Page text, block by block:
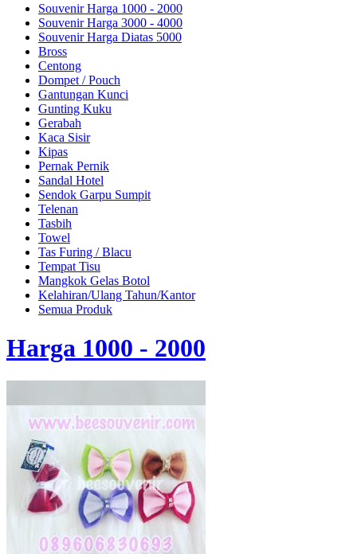
Souvenir Harga 1000 - 2000
Souvenir Harga 3000 - 4000
Souvenir Harga Diatas 5000
Bross
Centong
Dompet / Pouch
Gantungan Kunci
Gunting Kuku
Gerabah
Kaca Sisir
Kipas
Pernak Pernik
Sandal Hotel
Sendok Garpu Sumpit
Telenan
Tasbih
Towel
Tas Furing / Blacu
Tempat Tisu
Mangkok Gelas Botol
Kelahiran/Ulang Tahun/Kantor
Semua Produk
Harga 1000 - 2000